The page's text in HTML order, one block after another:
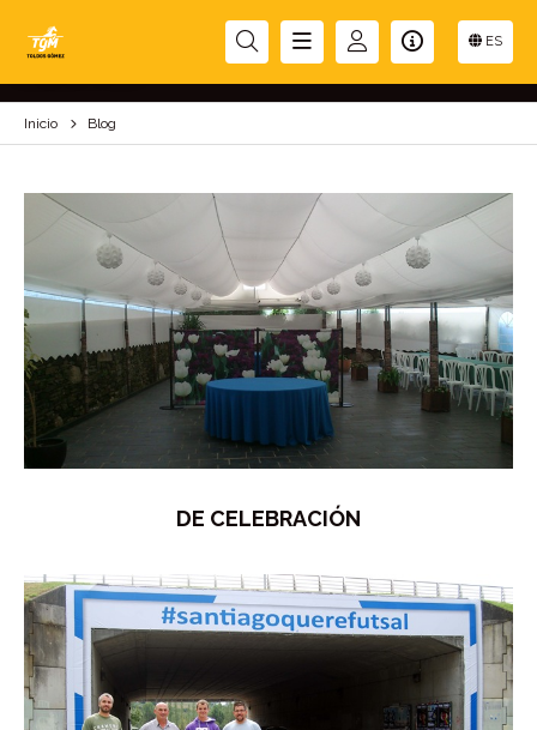
ES
BLOG
Inicio Blog
DE CELEBRACIÓN